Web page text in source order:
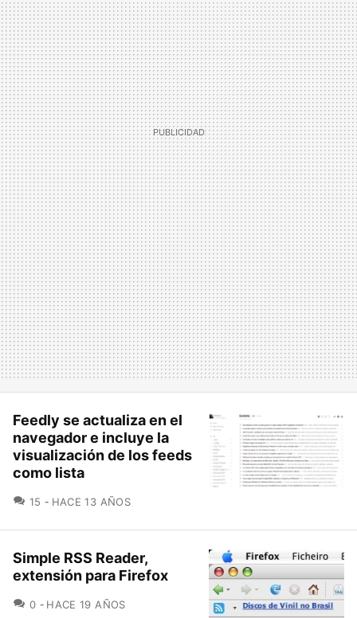
Feedly se actualiza en el
navegador e incluye la
visualización de los feeds
como lista
15 COMENTARIOS
HACE 13 AÑOS
Simple RSS Reader,
extensión para Firefox
0 COMENTARIOS
HACE 19 AÑOS